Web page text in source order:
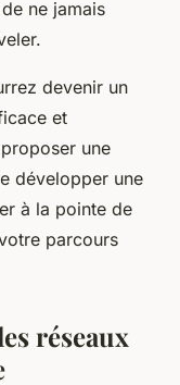
ne jamais
devenir un
et
une
développer une
à la pointe de
parcours
réseaux